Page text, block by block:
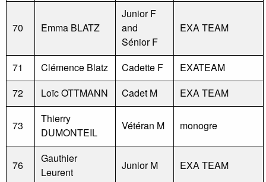
70 Emma BLATZ
Junior F
and
Sénior F
EXA TEAM
71 Clémence Blatz Cadette F
EXATEAM
72
Loïc OTTMANN Cadet M EXA TEAM
73
Thierry
DUMONTEIL
Vétéran M monogre
76
Gauthier
Leurent
Junior M EXA TEAM